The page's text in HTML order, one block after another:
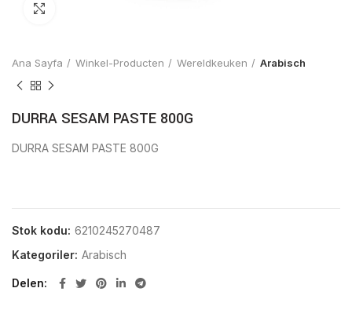
Ana Sayfa Winkel-Producten Wereldkeuken Arabisch
DURRA SESAM PASTE 800G
DURRA SESAM PASTE 800G
Stok kodu: 6210245270487
Kategoriler: Arabisch
Delen